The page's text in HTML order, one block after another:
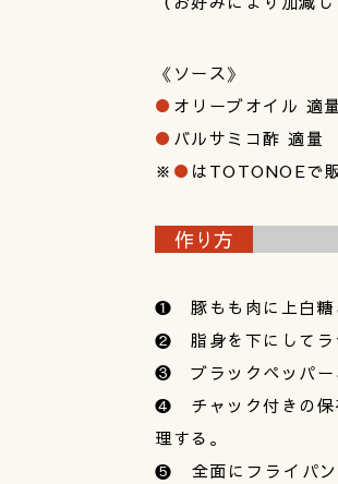
《ソース》
● オリーブオイル 適
● バルサミコ酢 適量
※ ● はTOTONOEで
作り方
❶ 豚もも肉に上白糖
❷ 脂身を下にしてラ
❸ ブラックペッパー
❹ チャック付きの保
理する。
❺ 全面にフライパン